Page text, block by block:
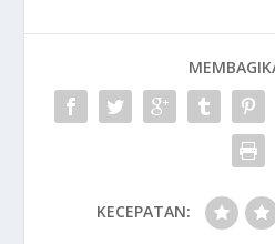
KECEPATAN: